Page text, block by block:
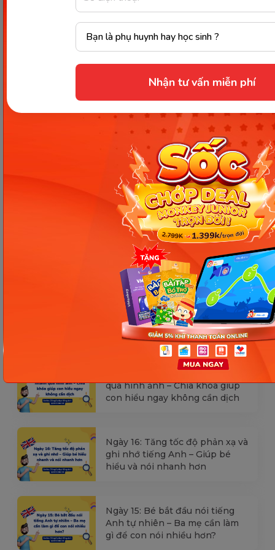
Nhận tư vấn miễn phí
kiểm tra lại qua các kênh chính thức hoặc liên
hệ trực tiếp với đơn vị liên quan để nắm bắt
tình hình thực tế.
Các Bài Viết Mới Nhất
[Thảo luận] Cơn thịnh nộ (ăn
vạ) của trẻ | Kỷ luật tích cực #17
Ngày 18: Vì sao bé nhanh quên
từ tiếng Anh? Cách giúp con
nhớ lâu mà không cần học
nhiều
Ngày 17: Bé nhận diện từ nhanh
qua hình ảnh – Chìa khóa giúp
con hiểu ngay không cần dịch
Ngày 16: Tăng tốc độ phản xạ và
ghi nhớ tiếng Anh – Giúp bé
hiểu và nói nhanh hơn
Ngày 15: Bé bắt đầu nói tiếng
Anh tự nhiên – Ba mẹ cần làm
gì để con nói nhiều hơn?